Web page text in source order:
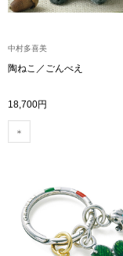
中村多喜美
陶ねこ／ごんべえ
18,700円